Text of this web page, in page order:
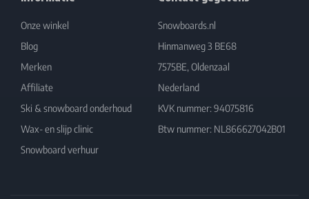
Onze winkel
Blog
Merken
Affiliate
Ski & snowboard onderhoud
Wax- en slijp clinic
Snowboard verhuur
Snowboards.nl
Hinmanweg 3 BE68
7575BE, Oldenzaal
Nederland
KVK nummer: 94075816
Btw nummer: NL866627042B01